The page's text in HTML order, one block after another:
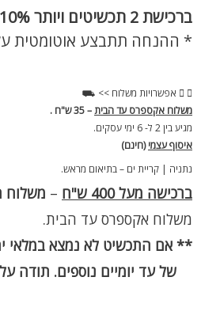
ברכישת
* ההנחה תתבצע אוטומטית
אפשרויות משלוח >> ⛟
משלוח אקספרס עד הבית– 35 ש"ח .
מגיע בין 2 ל- 6 ימי עסקים.
איסוף עצמי(חינם)
נתניה | קריית ים – בתיאום מראש.
ברכישה מעל 400 ש"ח – משלוח
משלוח אקספרס עד הבית.
** אם התכשיט לא נמצא במלאי
של עד יומיים נוספים. תודה